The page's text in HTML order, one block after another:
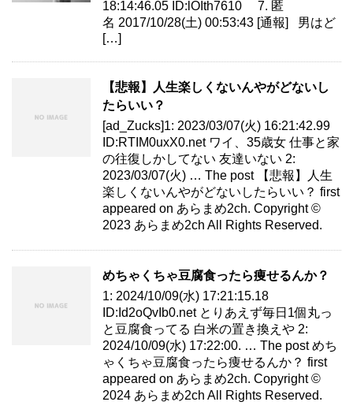
18:14:46.05 ID:lOIth7610 7. 匿
名 2017/10/28(土) 00:53:43 [通報] 男はど
[…]
【悲報】人生楽しくないんやがどないし
たらいい？
[ad_Zucks]1: 2023/03/07(火) 16:21:42.99
ID:RTIM0uxX0.net ワイ、35歳女 仕事と家
の往復しかしてない 友達いない 2:
2023/03/07(火) … The post 【悲報】人生
楽しくないんやがどないしたらいい？ first
appeared on あらまめ2ch. Copyright ©
2023 あらまめ2ch All Rights Reserved.
めちゃくちゃ豆腐食ったら痩せるんか？
1: 2024/10/09(水) 17:21:15.18
ID:Id2oQvIb0.net とりあえず毎日1個丸っ
と豆腐食ってる 白米の置き換えや 2:
2024/10/09(水) 17:22:00. … The post めち
ゃくちゃ豆腐食ったら痩せるんか？ first
appeared on あらまめ2ch. Copyright ©
2024 あらまめ2ch All Rights Reserved.